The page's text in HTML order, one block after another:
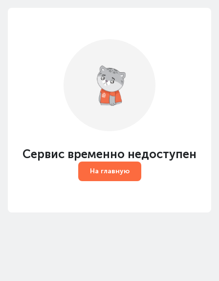
Сервис временно недоступен
На главную